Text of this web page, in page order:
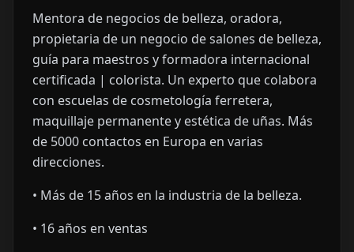
Mentora de negocios de belleza, oradora,
propietaria de un negocio de salones de belleza,
guía para maestros y formadora internacional
certificada | colorista. Un experto que colabora
con escuelas de cosmetología ferretera,
maquillaje permanente y estética de uñas. Más
de 5000 contactos en Europa en varias
direcciones.
• Más de 15 años en la industria de la belleza.
• 16 años en ventas